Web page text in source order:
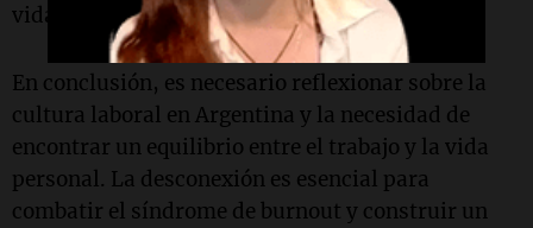
vida laboral de los trabajadores.
En conclusión, es necesario reflexionar sobre la
cultura laboral en Argentina y la necesidad de
encontrar un equilibrio entre el trabajo y la vida
personal. La desconexión es esencial para
combatir el síndrome de burnout y construir un